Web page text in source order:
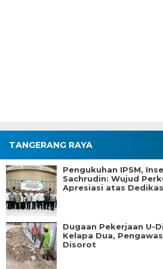
TANGERANG RAYA
Pengukuhan IPSM,
Sachrudin: Wujud
Apresiasi atas
Dugaan Pekerjaan U-
Kelapa Dua,
Disorot